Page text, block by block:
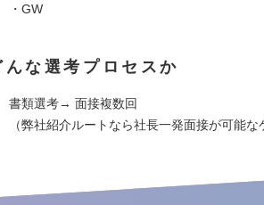
・GW
んな選考プロセスか
書類選考→ 面接複数回
（弊社紹介ルートなら社長一発面接が可能な